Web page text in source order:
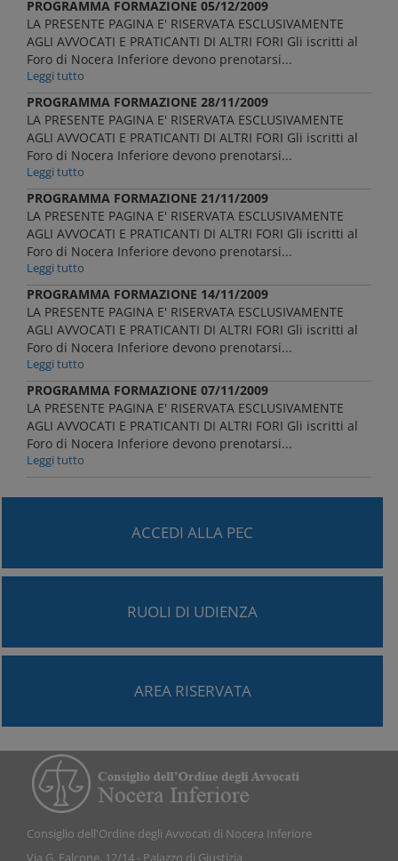
PROGRAMMA FORMAZIONE 05/12/2009
LA PRESENTE PAGINA E' RISERVATA ESCLUSIVAMENTE
AGLI AVVOCATI E PRATICANTI DI ALTRI FORI Gli iscritti al
Foro di Nocera Inferiore devono prenotarsi...
Leggi tutto
PROGRAMMA FORMAZIONE 28/11/2009
LA PRESENTE PAGINA E' RISERVATA ESCLUSIVAMENTE
AGLI AVVOCATI E PRATICANTI DI ALTRI FORI Gli iscritti al
Foro di Nocera Inferiore devono prenotarsi...
Leggi tutto
PROGRAMMA FORMAZIONE 21/11/2009
LA PRESENTE PAGINA E' RISERVATA ESCLUSIVAMENTE
AGLI AVVOCATI E PRATICANTI DI ALTRI FORI Gli iscritti al
Foro di Nocera Inferiore devono prenotarsi...
Leggi tutto
PROGRAMMA FORMAZIONE 14/11/2009
LA PRESENTE PAGINA E' RISERVATA ESCLUSIVAMENTE
AGLI AVVOCATI E PRATICANTI DI ALTRI FORI Gli iscritti al
Foro di Nocera Inferiore devono prenotarsi...
Leggi tutto
PROGRAMMA FORMAZIONE 07/11/2009
LA PRESENTE PAGINA E' RISERVATA ESCLUSIVAMENTE
AGLI AVVOCATI E PRATICANTI DI ALTRI FORI Gli iscritti al
Foro di Nocera Inferiore devono prenotarsi...
Leggi tutto
ACCEDI ALLA PEC
RUOLI DI UDIENZA
AREA RISERVATA
Consiglio dell'Ordine degli Avvocati di Nocera Inferiore